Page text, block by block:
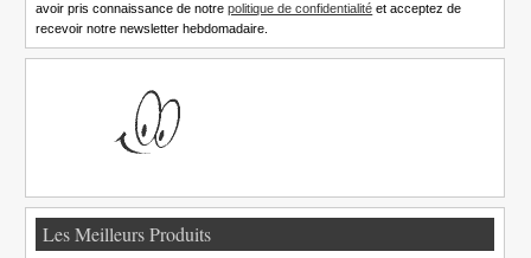
avoir pris connaissance de notrepolitique de confidentialité et acceptez de
recevoir notre newsletter hebdomadaire.
Les Meilleurs Produits